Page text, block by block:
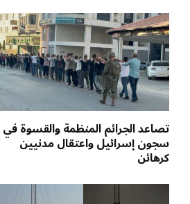
تصاعد الجرائم المنظمة والقسوة في
سجون إسرائيل واعتقال مدنيين
كرهائن